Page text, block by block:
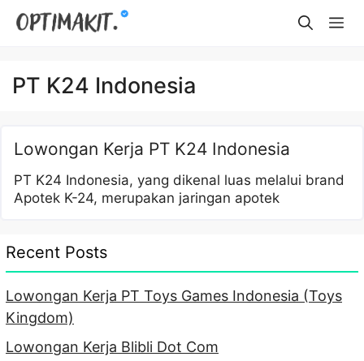
Skip
PT K24 Indonesia
Lowongan Kerja PT K24 Indonesia
PT K24 Indonesia, yang dikenal luas melalui brand
Apotek K-24, merupakan jaringan apotek
Recent Posts
Lowongan Kerja PT Toys Games Indonesia (Toys
Kingdom)
Lowongan Kerja Blibli Dot Com